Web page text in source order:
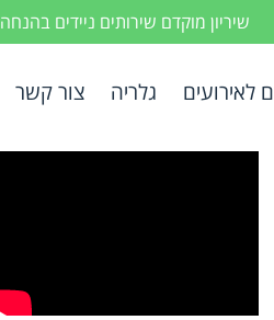
שיריון מוקדם שירותים ניידים בהנחה
לאירועים גלריה צור קשר